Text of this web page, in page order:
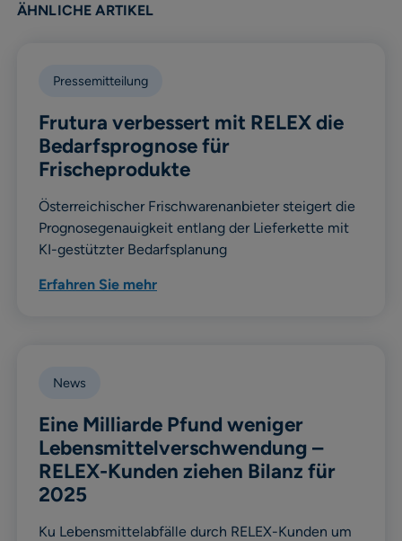
ÄHNLICHE ARTIKEL
Pressemitteilung
Frutura verbessert mit RELEX die
Bedarfsprognose für
Frischeprodukte
Österreichischer Frischwarenanbieter steigert die
Prognosegenauigkeit entlang der Lieferkette mit
KI-gestützter Bedarfsplanung
Erfahren Sie mehr
News
Eine Milliarde Pfund weniger
Lebensmittelverschwendung –
RELEX-Kunden ziehen Bilanz für
2025
Ku Lebensmittelabfälle durch RELEX-Kunden um